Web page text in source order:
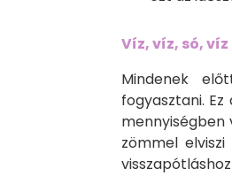
Víz, víz, só, víz
Mindenek
fogyasztani.
mennyiségben
zömmel